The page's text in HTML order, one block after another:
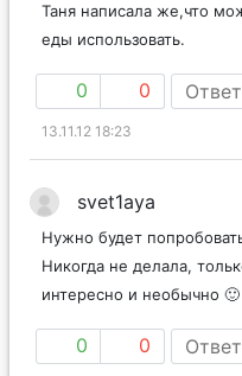
Таня написала же,что
еды использовать.
0 0
13.11.12 18:23
svet1aya
Нужно будет
Никогда не делала,
интересно и необычно 🙂
0 0